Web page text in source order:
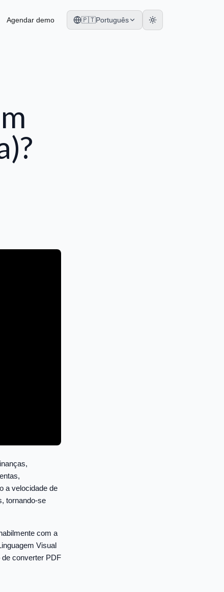
Agendar demo 🇵🇹Português
a velocidade de
tornando-se
com a
Visual
converter PDF